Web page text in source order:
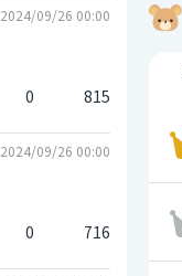
2024/09/26 00:00
0 815
2024/09/26 00:00
0 716